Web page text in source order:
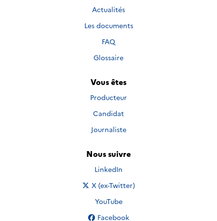
Actualités
Les documents
FAQ
Glossaire
Vous êtes
Producteur
Candidat
Journaliste
Nous suivre
Nous suivre sur
LinkedIn
Nous suivre sur
X (ex-Twitter)
Nous suivre sur
YouTube
Nous suivre sur
Facebook